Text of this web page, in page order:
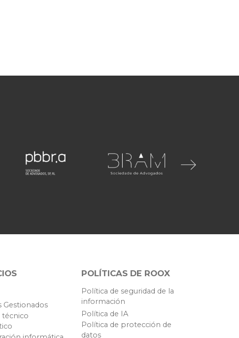
Gestionados
POLÍTICAS DE ROOX
Política de seguridad de la
información
Política de IA
Política de protección de
datos